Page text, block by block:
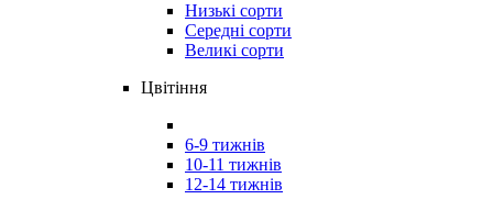
Низькі сорти
Середні сорти
Великі сорти
Цвітіння
6-9 тижнів
10-11 тижнів
12-14 тижнів